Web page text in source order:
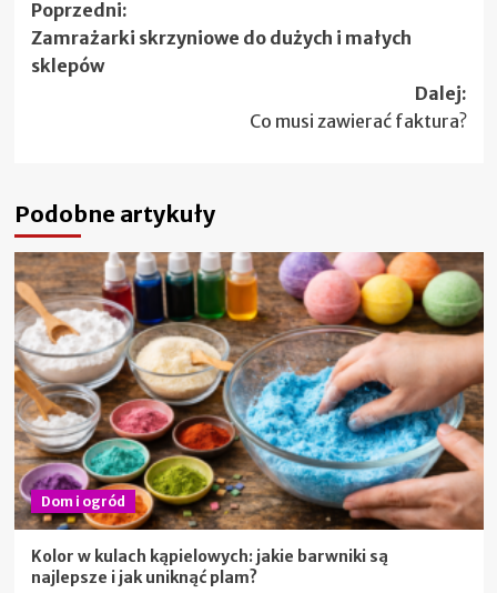
Zobacz
wpisy
Poprzedni:
Zamrażarki skrzyniowe do dużych i małych
sklepów
Dalej:
Co musi zawierać faktura?
Podobne artykuły
Dom i ogród
Kolor w kulach kąpielowych: jakie barwniki są
najlepsze i jak uniknąć plam?